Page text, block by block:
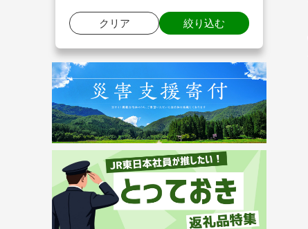
クリア 絞り込む